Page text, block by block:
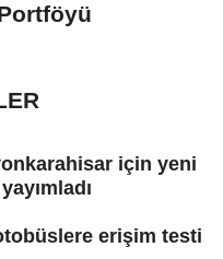
için yeni
erişim testi